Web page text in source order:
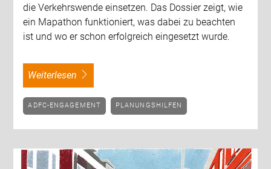
die Verkehrswende einsetzen. Das Dossier zeigt, wie
ein Mapathon funktioniert, was dabei zu beachten
ist und wo er schon erfolgreich eingesetzt wurde.
weiterlesen
ADFC-ENGAGEMENT PLANUNGSHILFEN